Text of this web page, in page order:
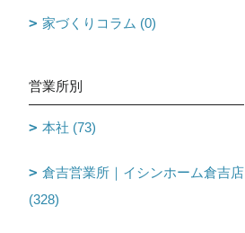
家づくりコラム (0)
営業所別
本社 (73)
倉吉営業所｜イシンホーム倉吉店
(328)